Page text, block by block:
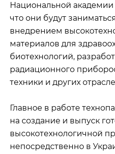
Национальной академии
что они будут
внедрением
материалов для
биотехнологий,
радиационного
техники и других
Главное в работе
на создание и выпуск
высокотехнологичной
непосредственно в